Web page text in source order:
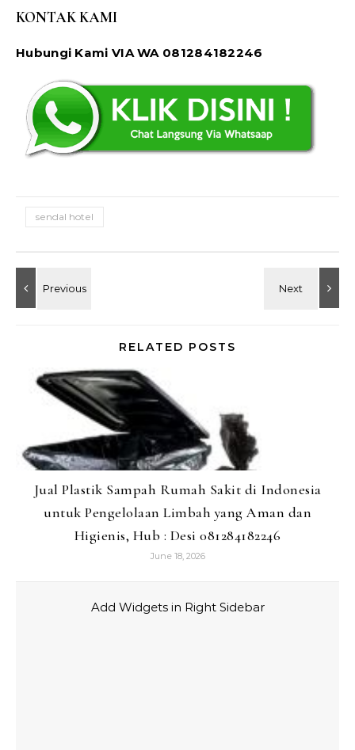
KONTAK KAMI
Hubungi Kami VIA WA 081284182246
sendal hotel
RELATED POSTS
Jual Plastik Sampah Rumah Sakit di Indonesia
untuk Pengelolaan Limbah yang Aman dan
Higienis, Hub : Desi 081284182246
June 18, 2026
Add Widgets in Right Sidebar